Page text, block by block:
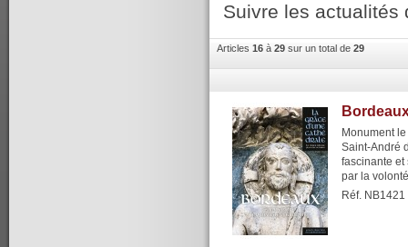
Suivre les
Articles 16 à 29 sur un total de 29
Monument
Saint-André
fascinante et
par la
Réf. NB1421